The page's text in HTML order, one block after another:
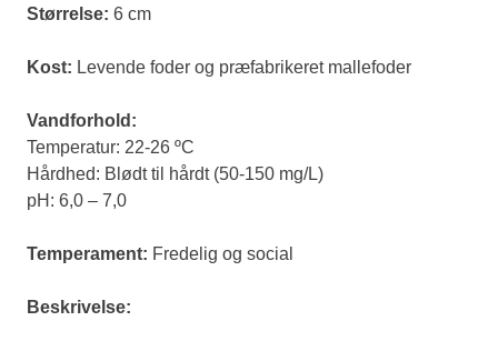
Størrelse: 6 cm
Kost: Levende foder og præfabrikeret mallefoder
Vandforhold:
Temperatur: 22-26 ºC
Hårdhed: Blødt til hårdt (50-150 mg/L)
pH: 6,0 – 7,0
Temperament: Fredelig og social
Beskrivelse: